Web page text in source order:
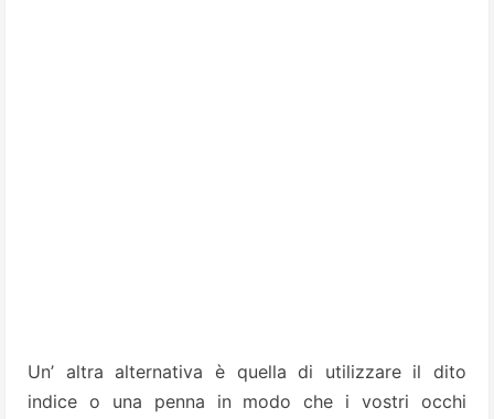
Un’ altra alternativa è quella di utilizzare il dito
indice o una penna in modo che i vostri occhi